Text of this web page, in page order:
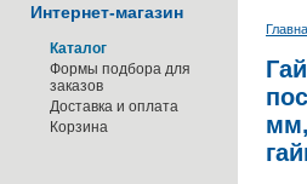
Интернет-магазин
Каталог
Формы подбора для
заказов
Доставка и оплата
Корзина